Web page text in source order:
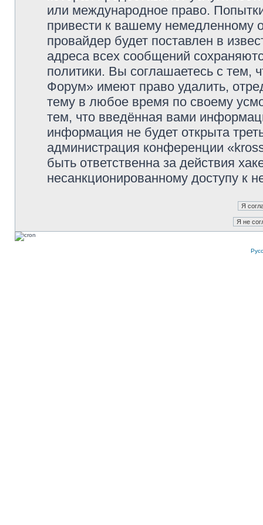
или международное право.
привести к вашему немедленному
провайдер будет поставлен в
адреса всех сообщений
политики. Вы соглашаетесь с тем,
Форум» имеют право удалить,
тему в любое время по своему
тем, что введённая вами
информация не будет открыта
администрация конференции
быть ответственна за действия
несанкционированному доступу к